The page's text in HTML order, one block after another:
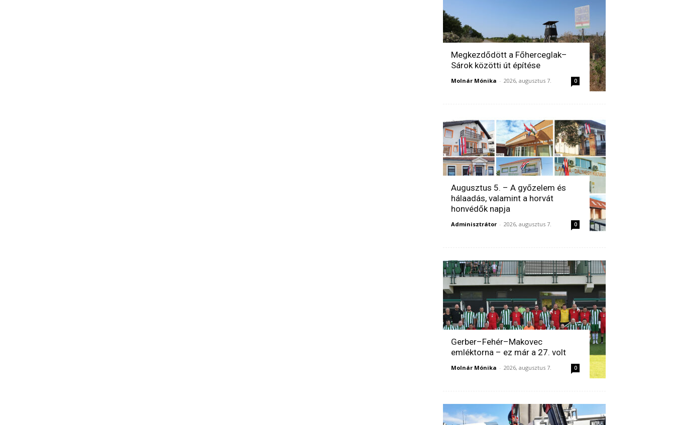
Megkezdődött a Főherceglak–
Sárok közötti út építése
Molnár Mónika - 2026, augusztus 7. 0
Augusztus 5. – A győzelem és
hálaadás, valamint a horvát
honvédők napja
Adminisztrátor - 2026, augusztus 7. 0
Gerber–Fehér–Makovec
emléktorna – ez már a 27. volt
Molnár Mónika - 2026, augusztus 7. 0